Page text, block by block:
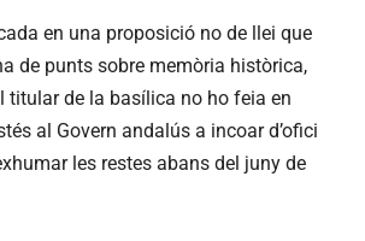
en una proposició no de llei que
de punts sobre memòria històrica,
titular de la basílica no ho feia en
al Govern andalús a incoar d’ofici
les restes abans del juny de